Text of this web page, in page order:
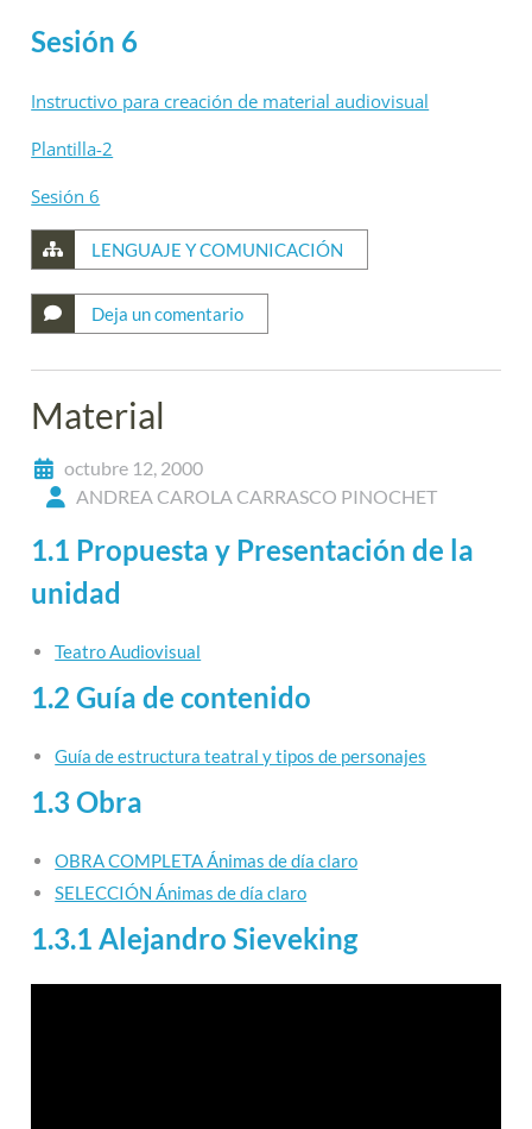
Sesión 6
Instructivo para creación de material audiovisual
Plantilla-2
Sesión 6
LENGUAJE Y COMUNICACIÓN
Deja un comentario
Material
octubre 12, 2000
ANDREA CAROLA CARRASCO PINOCHET
1.1 Propuesta y Presentación de la
unidad
Teatro Audiovisual
1.2 Guía de contenido
Guía de estructura teatral y tipos de personajes
1.3 Obra
OBRA COMPLETA Ánimas de día claro
SELECCIÓN Ánimas de día claro
1.3.1 Alejandro Sieveking